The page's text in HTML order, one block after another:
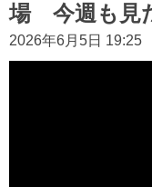
場 今週も見
2026年6月5日 19:25